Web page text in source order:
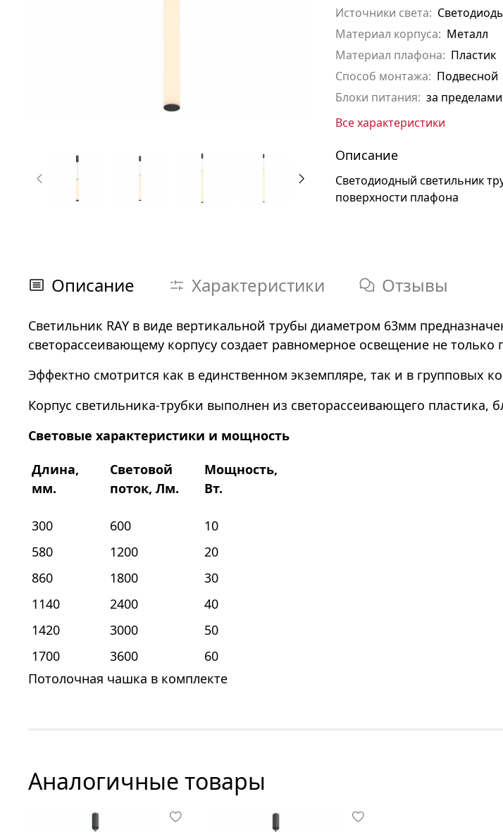
Источники света:
Материал корпуса: Металл
Материал плафона: Пластик
Способ монтажа: Подвесной
Блоки питания: за
Все характеристики
Описание
Светодиодный светильник
поверхности плафона
Описание Характеристики Отзывы
Светильник RAY в виде вертикальной трубы диаметром 63мм
светорассеивающему корпусу создает равномерное освещение не
Эффектно смотрится как в единственном экземпляре, так и в групповых
Корпус светильника-трубки выполнен из светорассеивающего
Световые характеристики и мощность
Длина,
мм.
Световой
поток, Лм.
Мощность,
Вт.
300 600
10
580
1200
20
860
1800
30
1140
2400
40
1420
3000
50
1700
3600
60
Потолочная чашка в комплекте
Аналогичные товары